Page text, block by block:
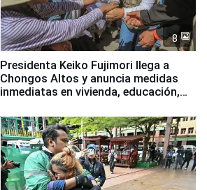
8
Presidenta Keiko Fujimori llega a
Chongos Altos y anuncia medidas
inmediatas en vivienda, educación,